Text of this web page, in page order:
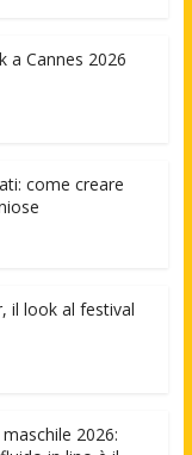
a Cannes 2026
come creare
il look al festival
2026: